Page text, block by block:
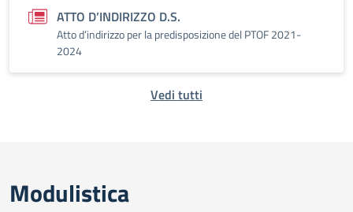
ATTO D’INDIRIZZO D.S.
Atto d’indirizzo per la predisposizione del PTOF 2021-
2024
Vedi tutti
Modulistica